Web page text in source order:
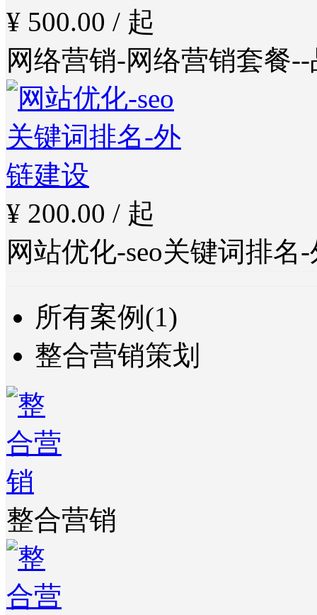
¥ 500.00 / 起
网络营销-网络营销套餐
¥ 200.00 / 起
网站优化-seo关键词排名
所有案例(1)
整合营销策划
整合营销